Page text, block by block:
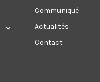
Communiqué
Actualités
Contact